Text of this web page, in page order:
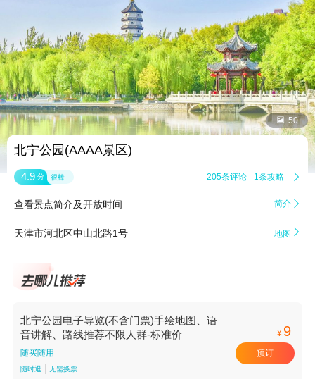
 50
北宁公园(AAAA景区)
4.9 分 很棒 205条评论 1条攻略 
查看景点简介及开放时间 简介 
天津市河北区中山北路1号 地图 
北宁公园电子导览(不含门票)手绘地图、语
音讲解、路线推荐不限人群-标准价
随买随用
随时退 无需换票
¥ 9
预订